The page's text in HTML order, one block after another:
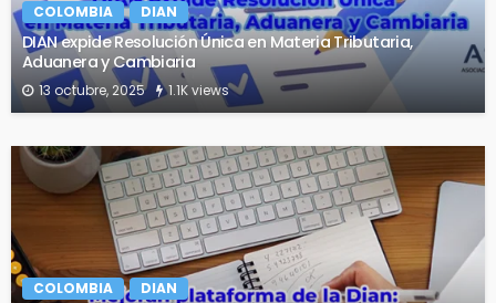
COLOMBIA DIAN
DIAN expide Resolución Única en Materia Tributaria,
Aduanera y Cambiaria
13 octubre, 2025 1.1K views
COLOMBIA DIAN